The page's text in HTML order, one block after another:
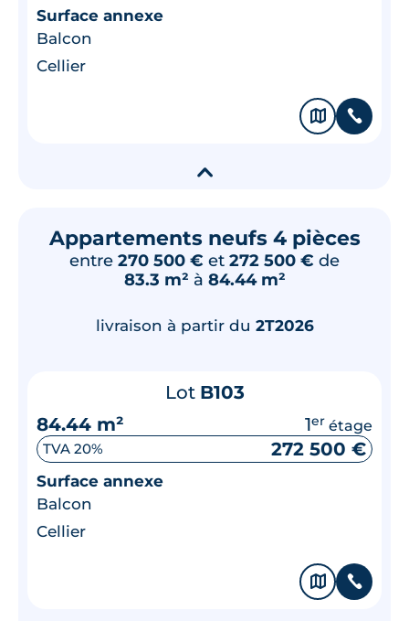
Surface annexe
Balcon
Cellier
🗞 📞
▾
Appartements neufs 4 pièces
entre 270 500 € et 272 500 € de
83.3 m² à 84.44 m²
livraison à partir du 2T2026
Lot B103
84.44 m²
1er étage
TVA 20% 272 500 €
Surface annexe
Balcon
Cellier
🗞 📞